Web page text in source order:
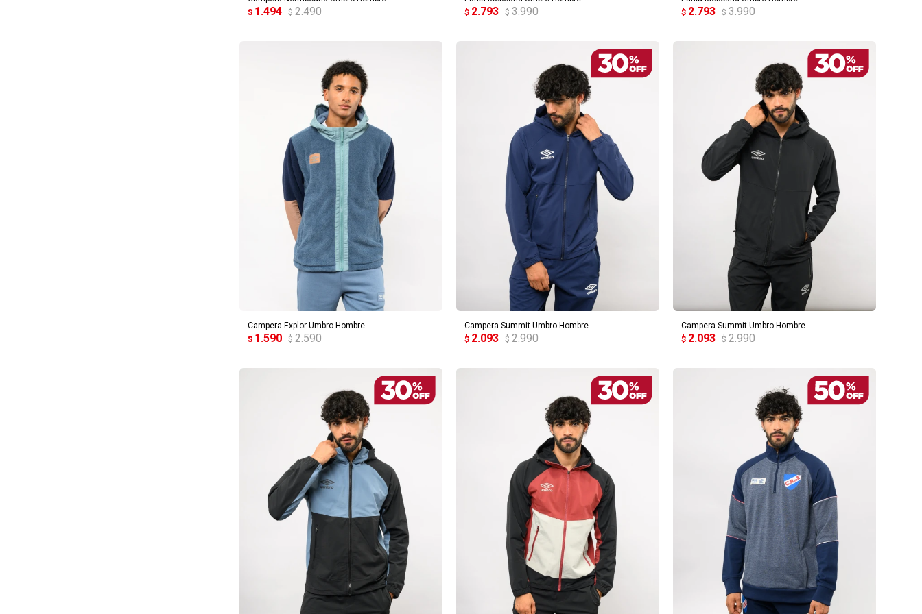
$ 1.494 $ 2.490 $ 2.793 $ 3.990 $ 2.793 $ 3.990
Campera Explor Umbro Hombre
$ 1.590 $ 2.590
AGREGAR AL CARRITO
Campera Summit Umbro Hombre
$ 2.093 $ 2.990
AGREGAR AL CARRITO
Campera Summit Umbro Hombre
$ 2.093 $ 2.990
AGREGAR AL CARRITO